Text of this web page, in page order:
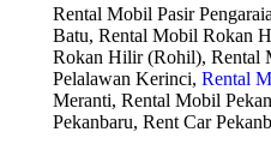
Rental Mobil Pasir
Batu, Rental Mobil Rokan
Rokan Hilir (Rohil), Rental
Pelalawan Kerinci, Rental
Meranti, Rental Mobil
Pekanbaru, Rent Car